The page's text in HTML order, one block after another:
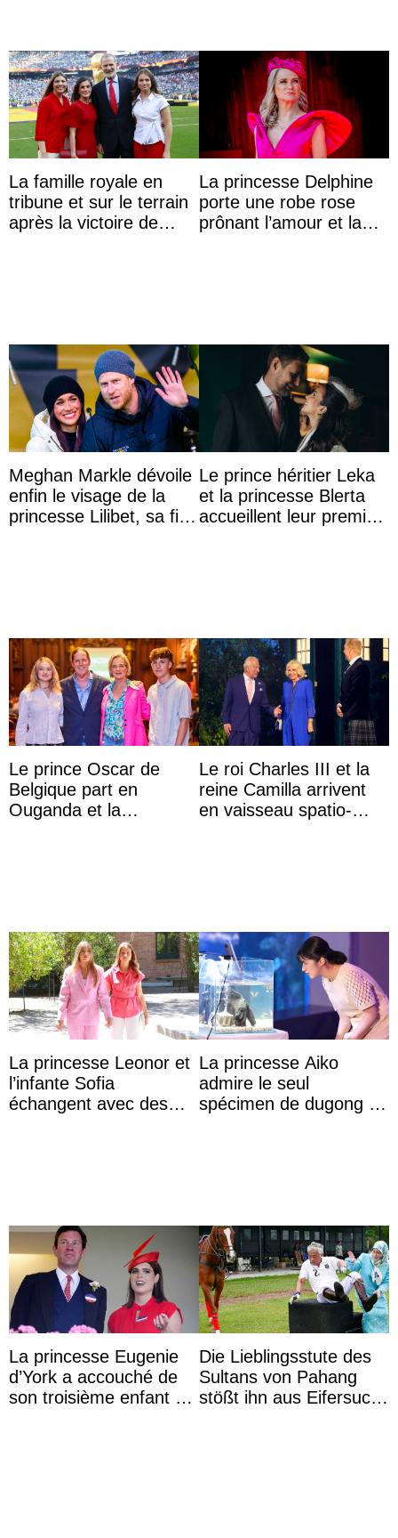
La famille royale en
tribune et sur le terrain
après la victoire de
La princesse Delphine
porte une robe rose
prônant l’amour et la
Meghan Markle dévoile
enfin le visage de la
princesse Lilibet, sa fille
Le prince héritier Leka
et la princesse Blerta
accueillent leur premier
Le prince Oscar de
Belgique part en
Ouganda et la
Le roi Charles III et la
reine Camilla arrivent
en vaisseau spatio-
La princesse Leonor et
l’infante Sofia
échangent avec des
La princesse Aiko
admire le seul
spécimen de dugong en
La princesse Eugenie
d’York a accouché de
son troisième enfant et
Die Lieblingsstute des
Sultans von Pahang
stößt ihn aus Eifersucht